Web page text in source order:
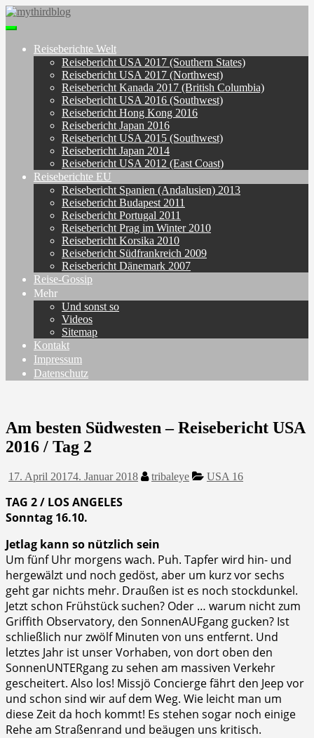
Skip
to
content
Toggle
navigationReiseberichte Welt
Reisebericht USA 2017 (Southern States)
Reisebericht USA 2017 (Northwest)
Reisebericht Kanada 2017 (British Columbia)
Reisebericht USA 2016 (Southwest)
Reisebericht Hong Kong 2016
Reisebericht Japan 2016
Reisebericht USA 2015 (Southwest)
Reisebericht Japan 2014
Reisebericht USA 2012 (East Coast)
Reiseberichte EU
Reisebericht Spanien (Andalusien) 2013
Reisebericht Budapest 2011
Reisebericht Portugal 2011
Reisebericht Prag im Winter 2010
Reisebericht Korsika 2010
Reisebericht Südfrankreich 2009
Reisebericht Dänemark 2007
Reise-Gossip
Mehr
Und sonst so
Videos
Sitemap
Kontakt
Impressum
Datenschutz
Am besten Südwesten – Reisebericht USA
2016 / Tag 2
17. April 20174. Januar 2018 tribaleye USA 16
TAG 2 / LOS ANGELES
Sonntag 16.10.
Jetlag kann so nützlich sein
Um fünf Uhr morgens wach. Puh. Tapfer wird hin- und
hergewälzt und noch gedöst, aber um kurz vor sechs
geht gar nichts mehr. Draußen ist es noch stockdunkel.
Jetzt schon Frühstück suchen? Oder … warum nicht zum
Griffith Observatory, den SonnenAUFgang gucken? Ist
schließlich nur zwölf Minuten von uns entfernt. Und
letztes Jahr ist unser Vorhaben, von dort oben den
SonnenUNTERgang zu sehen am massiven Verkehr
gescheitert. Also los! Missjö Concierge fährt den Jeep vor
und schon sind wir auf dem Weg. Wie leicht man um
diese Zeit da hoch kommt! Es stehen sogar noch einige
Rehe am Straßenrand und beäugen uns kritisch.